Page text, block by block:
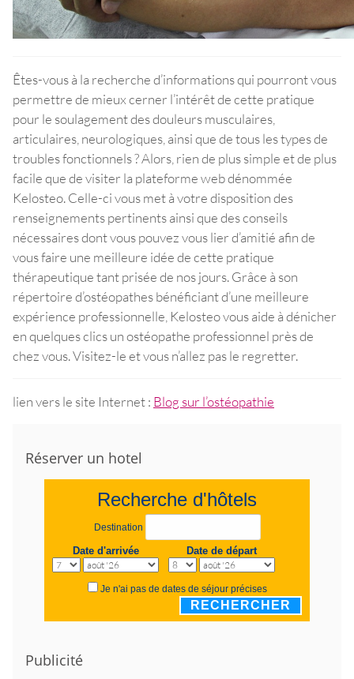
Êtes-vous à la recherche d’informations qui pourront vous
permettre de mieux cerner l’intérêt de cette pratique
pour le soulagement des douleurs musculaires,
articulaires, neurologiques, ainsi que de tous les types de
troubles fonctionnels ? Alors, rien de plus simple et de plus
facile que de visiter la plateforme web dénommée
Kelosteo. Celle-ci vous met à votre disposition des
renseignements pertinents ainsi que des conseils
nécessaires dont vous pouvez vous lier d’amitié afin de
vous faire une meilleure idée de cette pratique
thérapeutique tant prisée de nos jours. Grâce à son
répertoire d’ostéopathes bénéficiant d’une meilleure
expérience professionnelle, Kelosteo vous aide à dénicher
en quelques clics un ostéopathe professionnel près de
chez vous. Visitez-le et vous n’allez pas le regretter.
lien vers le site Internet : Blog sur l’ostéopathie
Réserver un hotel
Recherche d'hôtels
Destination
Date d'arrivée Date de départ
Je n'ai pas de dates de séjour précises
RECHERCHER
Publicité